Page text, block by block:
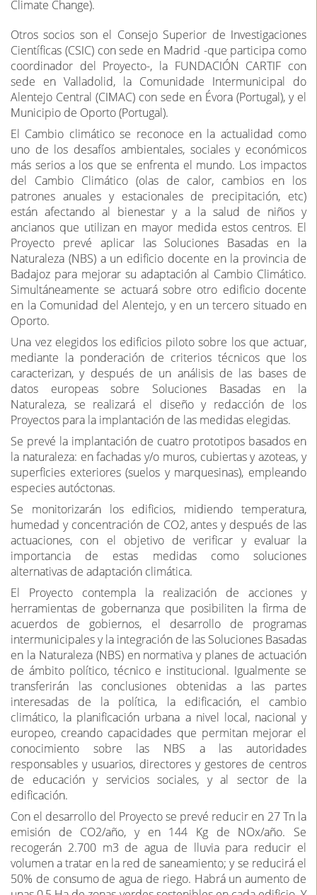
Otros socios son el Consejo Superior de Investigaciones
Científicas (CSIC) con sede en Madrid -que participa como
coordinador del Proyecto-, la FUNDACIÓN CARTIF con
sede en Valladolid, la Comunidade Intermunicipal do
Alentejo Central (CIMAC) con sede en Évora (Portugal), y el
Municipio de Oporto (Portugal).
El Cambio climático se reconoce en la actualidad como
uno de los desafíos ambientales, sociales y económicos
más serios a los que se enfrenta el mundo. Los impactos
del Cambio Climático (olas de calor, cambios en los
patrones anuales y estacionales de precipitación, etc)
están afectando al bienestar y a la salud de niños y
ancianos que utilizan en mayor medida estos centros. El
Proyecto prevé aplicar las Soluciones Basadas en la
Naturaleza (NBS) a un edificio docente en la provincia de
Badajoz para mejorar su adaptación al Cambio Climático.
Simultáneamente se actuará sobre otro edificio docente
en la Comunidad del Alentejo, y en un tercero situado en
Oporto.
Una vez elegidos los edificios piloto sobre los que actuar,
mediante la ponderación de criterios técnicos que los
caracterizan, y después de un análisis de las bases de
datos europeas sobre Soluciones Basadas en la
Naturaleza, se realizará el diseño y redacción de los
Proyectos para la implantación de las medidas elegidas.
Se prevé la implantación de cuatro prototipos basados en
la naturaleza: en fachadas y/o muros, cubiertas y azoteas, y
superficies exteriores (suelos y marquesinas), empleando
especies autóctonas.
Se monitorizarán los edificios, midiendo temperatura,
humedad y concentración de CO2, antes y después de las
actuaciones, con el objetivo de verificar y evaluar la
importancia de estas medidas como soluciones
alternativas de adaptación climática.
El Proyecto contempla la realización de acciones y
herramientas de gobernanza que posibiliten la firma de
acuerdos de gobiernos, el desarrollo de programas
intermunicipales y la integración de las Soluciones Basadas
en la Naturaleza (NBS) en normativa y planes de actuación
de ámbito político, técnico e institucional. Igualmente se
transferirán las conclusiones obtenidas a las partes
interesadas de la política, la edificación, el cambio
climático, la planificación urbana a nivel local, nacional y
europeo, creando capacidades que permitan mejorar el
conocimiento sobre las NBS a las autoridades
responsables y usuarios, directores y gestores de centros
de educación y servicios sociales, y al sector de la
edificación.
Con el desarrollo del Proyecto se prevé reducir en 27 Tn la
emisión de CO2/año, y en 144 Kg de NOx/año. Se
recogerán 2.700 m3 de agua de lluvia para reducir el
volumen a tratar en la red de saneamiento; y se reducirá el
50% de consumo de agua de riego. Habrá un aumento de
unas 0,5 Ha de zonas verdes sostenibles en cada edificio. Y